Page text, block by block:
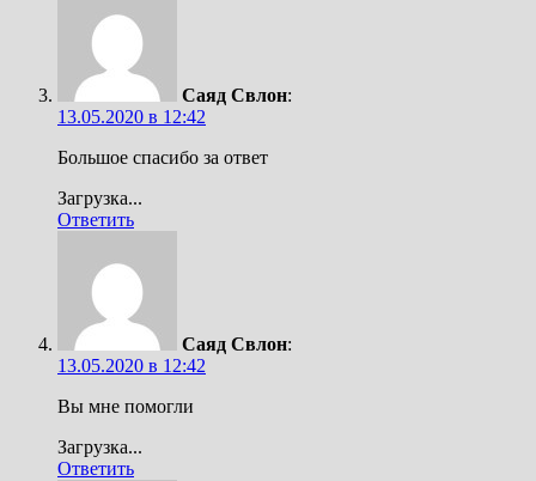
Саяд Свлон:
13.05.2020 в 12:42
Большое спасибо за ответ
Загрузка...
Ответить
Саяд Свлон:
13.05.2020 в 12:42
Вы мне помогли
Загрузка...
Ответить